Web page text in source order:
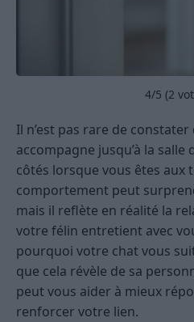
4/5 (2
Il n’est pas rare de
accompagne jusqu’à la salle
côtés lorsque vous êtes aux
comportement peut
mais il reflète en réalité la
votre félin entretient avec
pourquoi votre chat vous
que cela révèle de sa
peut vous aider à mieux
renforcer votre lien.